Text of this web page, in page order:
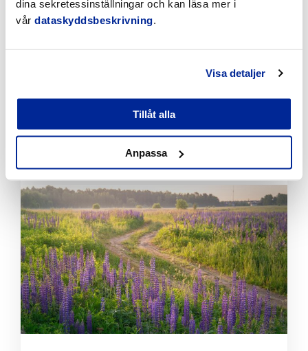
dina sekretessinställningar och kan läsa mer i
vår dataskyddsbeskrivning
Visa detaljer
Tillåt alla
Anpassa
läsa
artikeln
Tack till Fäbodabussens passagerare
10.8.2026 | Nyheter
Klicka
för
att
läsa
artikeln